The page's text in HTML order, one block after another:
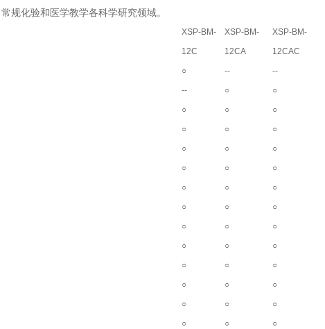
规化验和医学教学各科学研究领域。
XSP-BM-
12C
○
--
○
○
○
○
○
○
○
○
○
○
○
○
XSP-BM-
12CA
--
○
○
○
○
○
○
○
○
○
○
○
○
○
XSP-BM-
12CAC
--
○
○
○
○
○
○
○
○
○
○
○
○
○